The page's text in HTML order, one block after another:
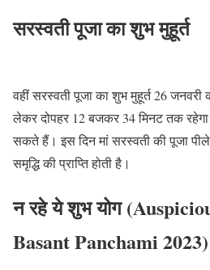
सरस्वती पूजा का शुभ मुहूर्त
वहीं सरस्वती पूजा का शुभ मुहूर्त 26
लेकर दोपहर 12 बजकर 34 मिनट तक
सकते हैं। इस दिन मां सरस्वती की पूजा
समृद्धि की प्राप्ति होती है।
न रहे ये शुभ योग
Basant Panchami 2023)